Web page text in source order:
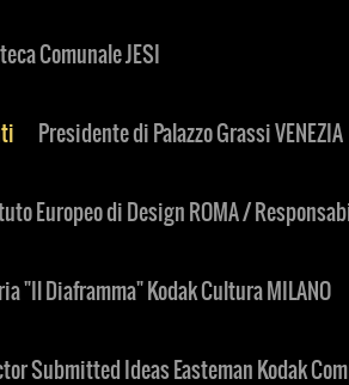
Comunale JESI
Presidente di Palazzo Grassi VENEZIA
Europeo di Design ROMA /
"Il Diaframma" Kodak Cultura MILANO
Submitted Ideas Easteman Kodak